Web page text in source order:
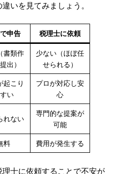
いを見てみましょう。
申告 税理士に依頼
書類作
出）
少ない（ほぼ任
せられる）
起こり
い
プロが対応し安
心
れない
専門的な提案が
可能
料 費用が発生する
士に依頼することで不安が